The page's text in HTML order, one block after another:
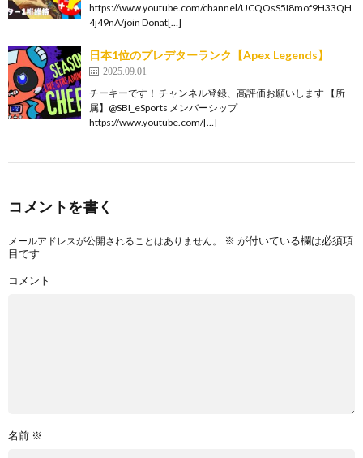
https://www.youtube.com/channel/UCQOsS5I8mof9H33QH
4j49nA/join Donat[…]
日本1位のプレデターランク【Apex Legends】
2025.09.01
チーキーです！ チャンネル登録、高評価お願いします 【所
属】@SBI_eSports メンバーシップ
https://www.youtube.com/[…]
コメントを書く
メールアドレスが公開されることはありません。 ※ が付いている欄は必須項
目です
コメント
名前 ※